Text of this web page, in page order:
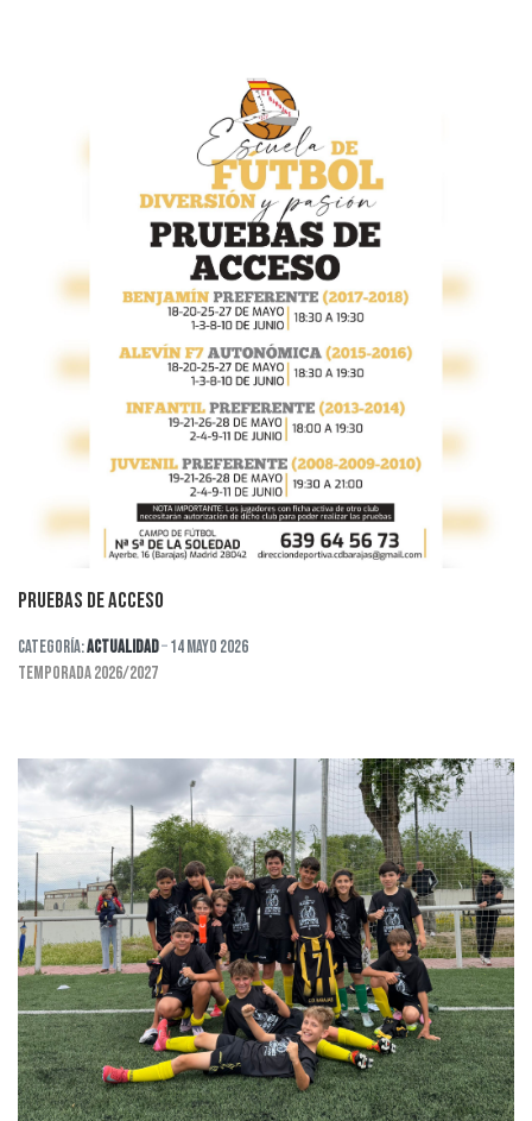
PRUEBAS DE ACCESO
Categoría:Actualidad 14 Mayo 2026
TEMPORADA 2026/2027